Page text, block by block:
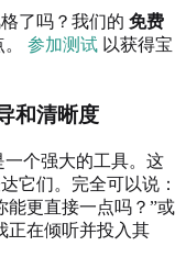
了吗？我们的 免费
参加测试 以获得宝
和清晰度
一个强大的工具。这
它们。完全可以说：
能更直接一点吗？”或
正在倾听并投入其